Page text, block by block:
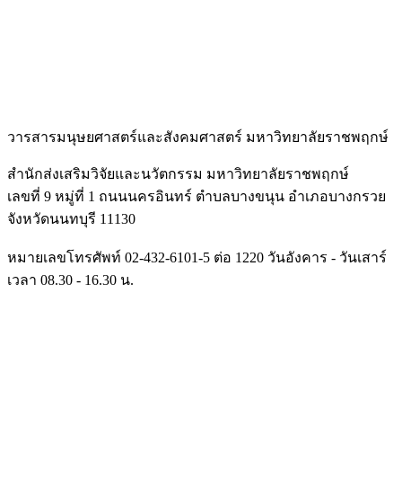
วารสารมนุษยศาสตร์และสังคมศาสตร์ มหาวิทยาลัยราชพฤกษ์
สำนักส่งเสริมวิจัยและนวัตกรรม มหาวิทยาลัยราชพฤกษ์
เลขที่ 9 หมู่ที่ 1 ถนนนครอินทร์ ตำบลบางขนุน อำเภอบางกรวย
จังหวัดนนทบุรี 11130
หมายเลขโทรศัพท์ 02-432-6101-5 ต่อ 1220 วันอังคาร - วันเสาร์
เวลา 08.30 - 16.30 น.